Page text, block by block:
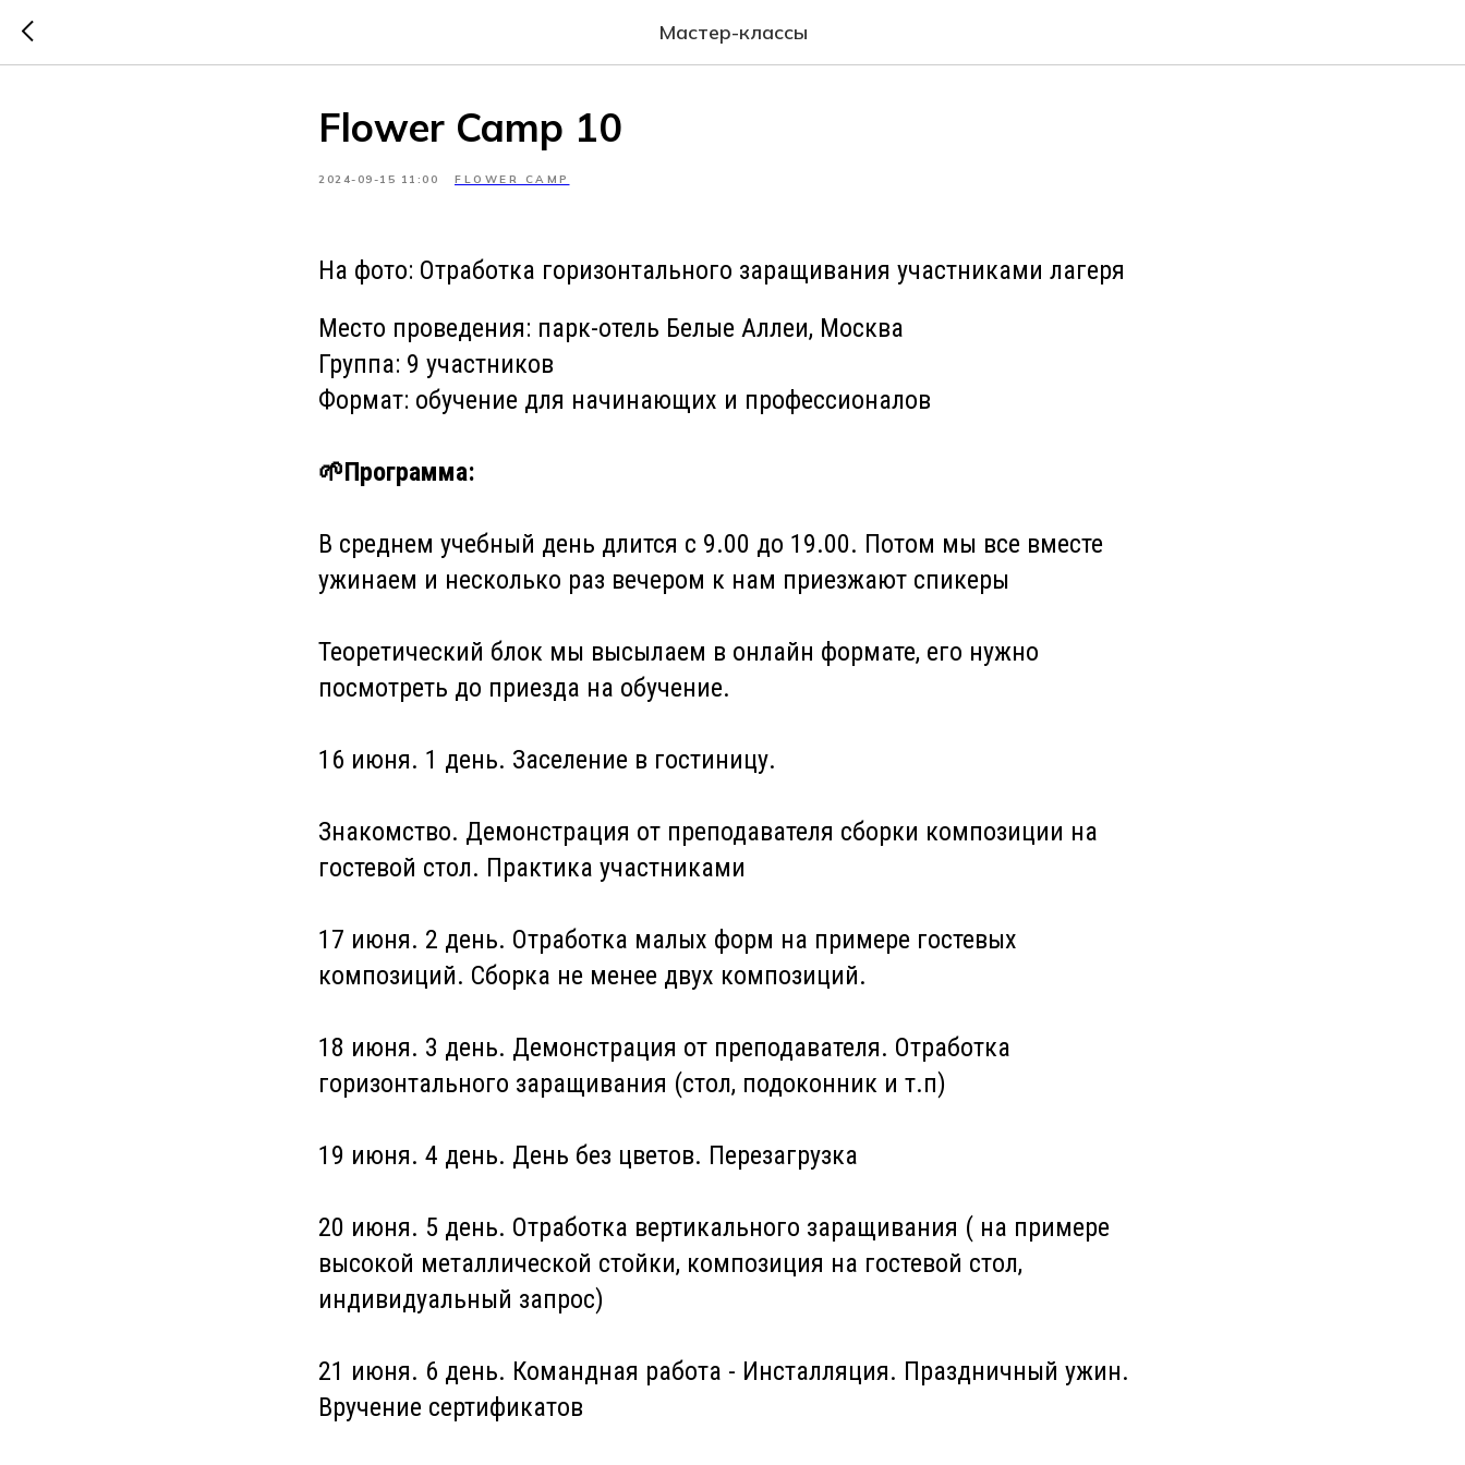
Мастер-классы
Flower Camp 10
2024-09-15 11:00 FLOWER CAMP
На фото: Отработка горизонтального заращивания участниками лагеря
Место проведения: парк-отель Белые Аллеи, Москва
Группа: 9 участников
Формат: обучение для начинающих и профессионалов
🌱Программа:
В среднем учебный день длится с 9.00 до 19.00. Потом мы все вместе
ужинаем и несколько раз вечером к нам приезжают спикеры
Теоретический блок мы высылаем в онлайн формате, его нужно
посмотреть до приезда на обучение.
16 июня. 1 день. Заселение в гостиницу.
Знакомство. Демонстрация от преподавателя сборки композиции на
гостевой стол. Практика участниками
17 июня. 2 день. Отработка малых форм на примере гостевых
композиций. Сборка не менее двух композиций.
18 июня. 3 день. Демонстрация от преподавателя. Отработка
горизонтального заращивания (стол, подоконник и т.п)
19 июня. 4 день. День без цветов. Перезагрузка
20 июня. 5 день. Отработка вертикального заращивания ( на примере
высокой металлической стойки, композиция на гостевой стол,
индивидуальный запрос)
21 июня. 6 день. Командная работа - Инсталляция. Праздничный ужин.
Вручение сертификатов